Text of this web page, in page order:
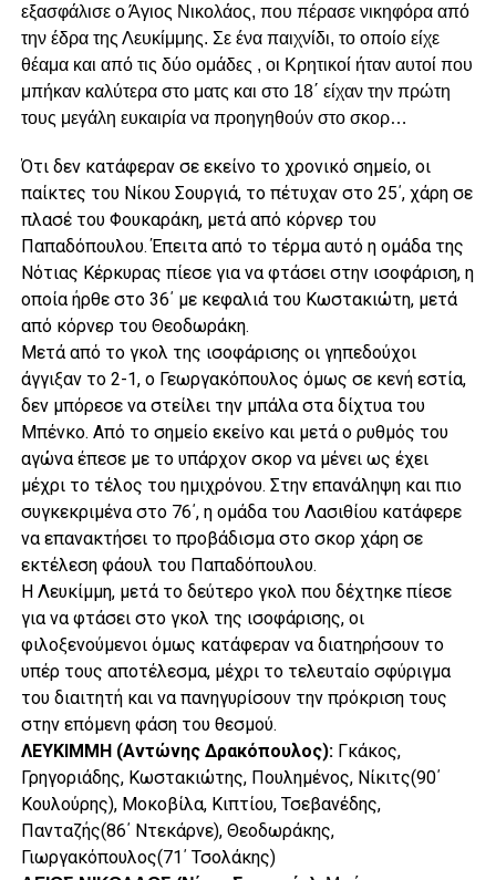
εξασφάλισε ο Άγιος Νικολάος, που πέρασε νικηφόρα από
την έδρα της Λευκίμμης. Σε ένα παιχνίδι, το οποίο είχε
θέαμα και από τις δύο ομάδες , οι Κρητικοί ήταν αυτοί που
μπήκαν καλύτερα στο ματς και στο 18΄ είχαν την πρώτη
τους μεγάλη ευκαιρία να προηγηθούν στο σκορ…
Ότι δεν κατάφεραν σε εκείνο το χρονικό σημείο, οι
παίκτες του Νίκου Σουργιά, το πέτυχαν στο 25΄, χάρη σε
πλασέ του Φουκαράκη, μετά από κόρνερ του
Παπαδόπουλου. Έπειτα από το τέρμα αυτό η ομάδα της
Νότιας Κέρκυρας πίεσε για να φτάσει στην ισοφάριση, η
οποία ήρθε στο 36΄ με κεφαλιά του Κωστακιώτη, μετά
από κόρνερ του Θεοδωράκη.
Μετά από το γκολ της ισοφάρισης οι γηπεδούχοι
άγγιξαν το 2-1, ο Γεωργακόπουλος όμως σε κενή εστία,
δεν μπόρεσε να στείλει την μπάλα στα δίχτυα του
Μπένκο. Από το σημείο εκείνο και μετά ο ρυθμός του
αγώνα έπεσε με το υπάρχον σκορ να μένει ως έχει
μέχρι το τέλος του ημιχρόνου. Στην επανάληψη και πιο
συγκεκριμένα στο 76΄, η ομάδα του Λασιθίου κατάφερε
να επανακτήσει το προβάδισμα στο σκορ χάρη σε
εκτέλεση φάουλ του Παπαδόπουλου.
Η Λευκίμμη, μετά το δεύτερο γκολ που δέχτηκε πίεσε
για να φτάσει στο γκολ της ισοφάρισης, οι
φιλοξενούμενοι όμως κατάφεραν να διατηρήσουν το
υπέρ τους αποτέλεσμα, μέχρι το τελευταίο σφύριγμα
του διαιτητή και να πανηγυρίσουν την πρόκριση τους
στην επόμενη φάση του θεσμού.
ΛΕΥΚΙΜΜΗ (Αντώνης Δρακόπουλος):Γκάκος,
Γρηγοριάδης, Κωστακιώτης, Πουλημένος, Νίκιτς(90΄
Κουλούρης), Μοκοβίλα, Κιπτίου, Τσεβανέδης,
Πανταζής(86΄ Ντεκάρνε), Θεοδωράκης,
Γιωργακόπουλος(71΄ Τσολάκης)